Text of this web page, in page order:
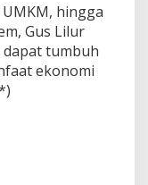
hingga
Gus Lilur
tumbuh
ekonomi